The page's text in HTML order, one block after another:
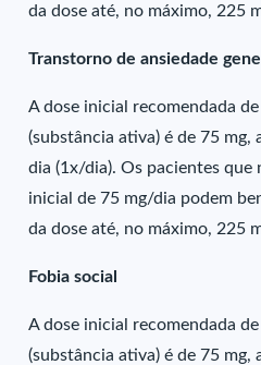
da dose até, no máximo, 225
Transtorno de ansiedade
A dose inicial recomendada
(substância ativa) é de 75 mg,
dia (1x/dia). Os pacientes que
inicial de 75 mg/dia podem
da dose até, no máximo, 225
Fobia social
A dose inicial recomendada
(substância ativa) é de 75 mg,